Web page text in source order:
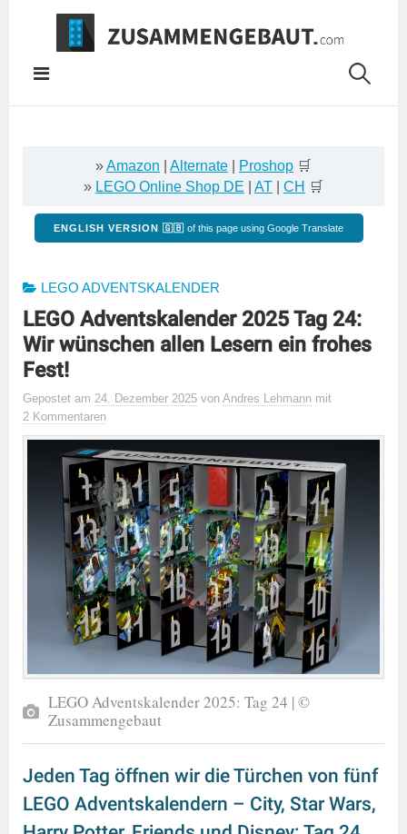
Springe
Inhalt
»Amazon Alternate Proshop 🛒
» LEGO Online Shop DE AT CH 🛒
ENGLISH VERSION 🇬🇧 of this page using Google Translate
LEGO ADVENTSKALENDER
LEGO Adventskalender 2025 Tag 24:
Wir wünschen allen Lesern ein frohes
Fest!
Gepostet am 24. Dezember 2025 von Andres Lehmann mit
2 Kommentaren
LEGO Adventskalender 2025: Tag 24 | ©
Zusammengebaut
Jeden Tag öffnen wir die Türchen von fünf
LEGO Adventskalendern – City, Star Wars,